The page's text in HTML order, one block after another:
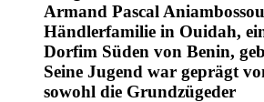
Armand Pascal
Händlerfamilie in Ouidah,
Dorfim Süden von Benin,
Seine Jugend war geprägt
sowohl die Grundzügeder